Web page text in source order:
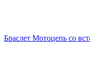
Браслет Мотоцепь со